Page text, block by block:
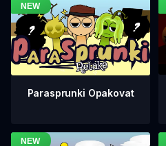
Parasprunki Opakovat